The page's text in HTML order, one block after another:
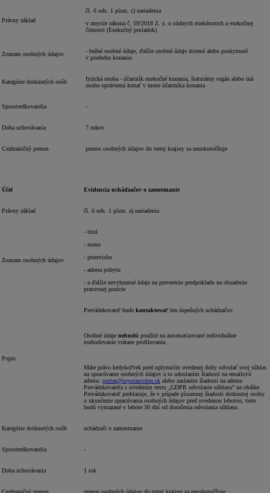
Právny základ
čl. 6 ods. 1 písm. c) nariadenia
v zmysle zákona č. 59/2018 Z. z. o súdnych exekútoroch a exekučnej
činnosti (Exekučný poriadok)
Zoznam osobných údajov
- bežné osobné údaje, ďalšie osobné údaje zistené alebo poskytnuté
v priebehu konania
Kategórie dotknutých osôb
fyzická osoba - účastník exekučné konania, štatutárny orgán alebo iná
osoba oprávnená konať v mene účastníka konania
Sprostredkovatelia -
Doba uchovávania 7 rokov
Cezhraničný prenos prenos osobných údajov do tretej krajiny sa neuskutočňuje
Účel Evidencia uchádzačov o zamestnanie
Právny základ čl. 6 ods. 1 písm. a) nariadenia
Zoznam osobných údajov
- titul
- meno
- priezvisko
- adresa pobytu
- a ďalšie nevyhnutné údaje na preverenie predpokladu na obsadenie
pracovnej pozície
Popis
Prevádzkovateľ bude kontaktovať len úspešných uchádzačov.
Osobné údaje nebudú použité na automatizované individuálne
rozhodovanie vrátane profilovania.
Máte právo kedykoľvek pred uplynutím uvedenej doby odvolať svoj súhlas
na spracúvanie osobných údajov a to odoslaním žiadosti na emailovú
adresu: portas@toyotazvolen.sk alebo zaslaním žiadosti na adresu
Prevádzkovateľa s uvedením textu „GDPR odvolanie súhlasu“ na obálke.
Prevádzkovateľ prehlasuje, že v prípade písomnej žiadosti dotknutej osoby
o ukončenie spracúvania osobných údajov pred uvedenou lehotou, tieto
budú vymazané v lehote 30 dní od doručenia odvolania súhlasu.
Kategórie dotknutých osôb uchádzači o zamestnanie
Sprostredkovatelia -
Doba uchovávania 1 rok
Cezhraničný prenos prenos osobných údajov do tretej krajiny sa neuskutočňuje